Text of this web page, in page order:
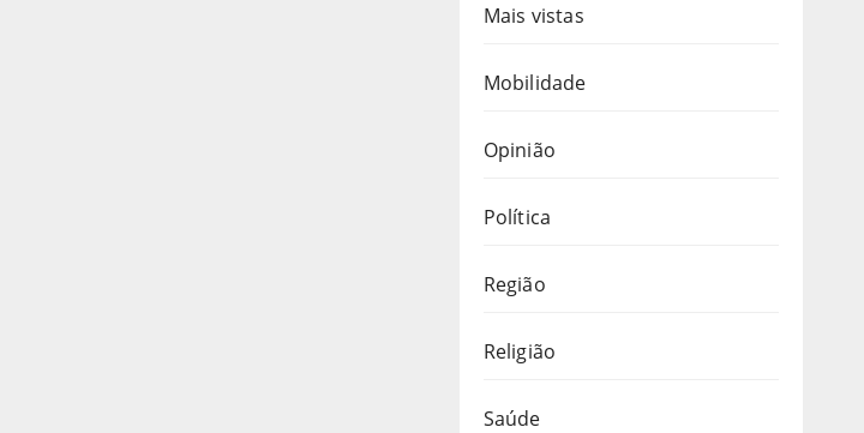
Mais vistas
Mobilidade
Opinião
Política
Região
Religião
Saúde